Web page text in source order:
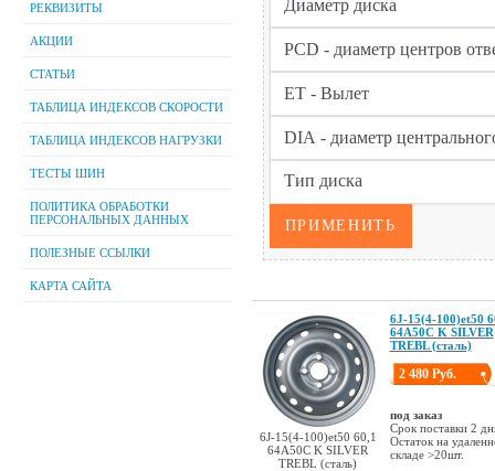
РЕКВИЗИТЫ
АКЦИИ
СТАТЬИ
ТАБЛИЦА ИНДЕКСОВ СКОРОСТИ
ТАБЛИЦА ИНДЕКСОВ НАГРУЗКИ
ТЕСТЫ ШИН
ПОЛИТИКА ОБРАБОТКИ
ПЕРСОНАЛЬНЫХ ДАННЫХ
ПОЛЕЗНЫЕ ССЫЛКИ
КАРТА САЙТА
6J-15(4-100)et50 60,1
64A50C K SILVER
TREBL (сталь)
6J-15(4-100)et50
64A50C K SILVER
TREBL (сталь)
2 480 Руб.
под заказ
Срок поставки 2
Остаток на
складе >20шт.